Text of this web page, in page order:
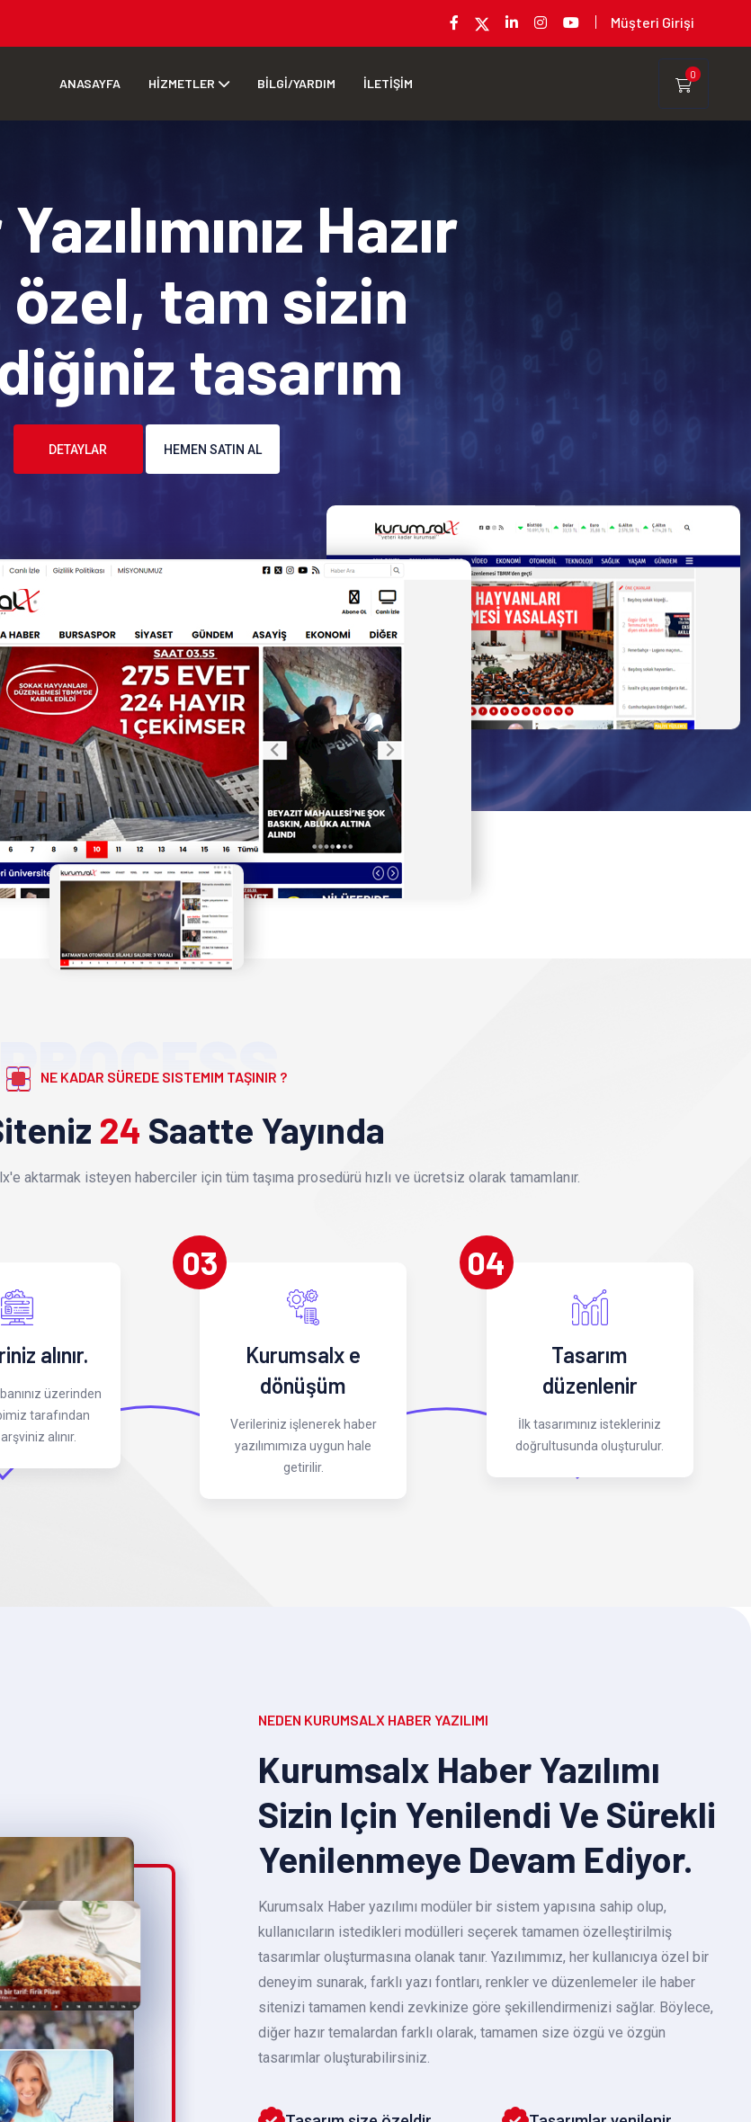
Müşteri Girişi
ANASAYFA HİZMETLER BİLGİ/YARDIM İLETİŞİM
0
Hazır
özel, tam sizin
tasarım
DETAYLAR HEMEN SATIN AL
PROCESS
NE KADAR SÜREDE SISTEMIM TAŞINIR ?
24 Saatte Yayında
aktarmak isteyen haberciler için tüm taşıma prosedürü hızlı ve ücretsiz olarak tamamlanır.
alınır.
üzerinden
tarafından
alınır.
03
Kurumsalx e
dönüşüm
Verileriniz işlenerek haber
yazılımımıza uygun hale
getirilir.
04
Tasarım
düzenlenir
İlk tasarımınız istekleriniz
doğrultusunda oluşturulur.
NEDEN KURUMSALX HABER YAZILIMI
Kurumsalx Haber Yazılımı
Sizin Için Yenilendi Ve Sürekli
Yenilenmeye Devam Ediyor.
Kurumsalx Haber yazılımı modüler bir sistem yapısına sahip olup,
kullanıcıların istedikleri modülleri seçerek tamamen özelleştirilmiş
tasarımlar oluşturmasına olanak tanır. Yazılımımız, her kullanıcıya özel bir
deneyim sunarak, farklı yazı fontları, renkler ve düzenlemeler ile haber
sitenizi tamamen kendi zevkinize göre şekillendirmenizi sağlar. Böylece,
diğer hazır temalardan farklı olarak, tamamen size özgü ve özgün
tasarımlar oluşturabilirsiniz.